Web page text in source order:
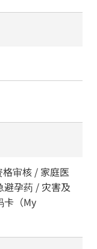
审核 / 家庭医
避孕药 / 灾害及
卡（My